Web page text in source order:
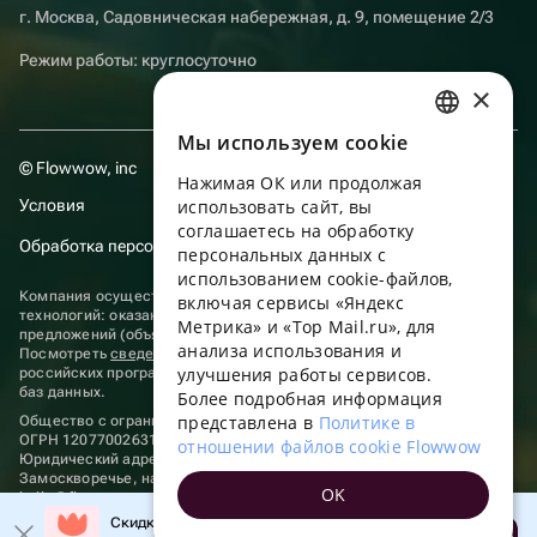
г. Москва, Садовническая набережная, д. 9, помещение 2/3
Режим работы: круглосуточно
© Flowwow, inc
Условия
Обработка персональных данных
Компания осуществляет деятельность в области информационных
технологий: оказание услуг в сети “Интернет” по размещению
предложений (объявлений) продавцов о реализации товаров.
Посмотретьсведения о программах, включенных в реестр
российских программ для электронных вычислительных машин и
баз данных.
Общество с ограниченной ответственностью «ФЛАУВАУ»
ОГРН 1207700263198, ИНН 9702020445
Юридический адрес: г. Москва, вн.тер. г. Муниципальный округ
Замоскворечье, наб. Садовническая, д. 9, помещ. 2/3.
hello@flowwow.com
8 800 555-16-15
Применяютсярекомендательные технологии
Скидка до 10% на первый заказ!
ENGLISH
UKRAINIAN
PORTUGUESE
FRENCH
TURKISH
×
Мы используем сookie
Нажимая ОК или продолжая
использовать сайт, вы
соглашаетесь на обработку
персональных данных с
использованием cookie-файлов,
включая сервисы «Яндекс
Метрика» и «Top Mail.ru», для
анализа использования и
улучшения работы сервисов.
Более подробная информация
представлена в Политике в
отношении файлов cookie Flowwow
OK